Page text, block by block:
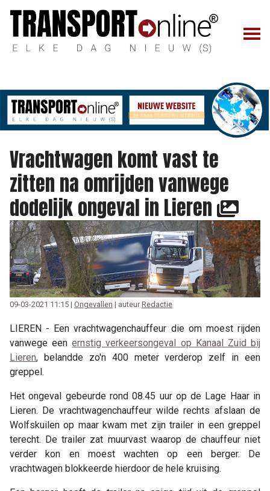
Vrachtwagen komt vast te
zitten na omrijden vanwege
dodelijk ongeval in Lieren
09-03-2021 11:15 | Ongevallen | auteur Redactie
LIEREN - Een vrachtwagenchauffeur die om moest rijden
vanwege eenernstig verkeersongeval op Kanaal Zuid bij
Lieren, belandde zo'n 400 meter verderop zelf in een
greppel.
Het ongeval gebeurde rond 08.45 uur op de Lage Haar in
Lieren. De vrachtwagenchauffeur wilde rechts afslaan de
Wolfskuilen op maar kwam met zijn trailer in een greppel
terecht. De trailer zat muurvast waarop de chauffeur niet
verder kon en moest wachten op een berger. De
vrachtwagen blokkeerde hierdoor de hele kruising.